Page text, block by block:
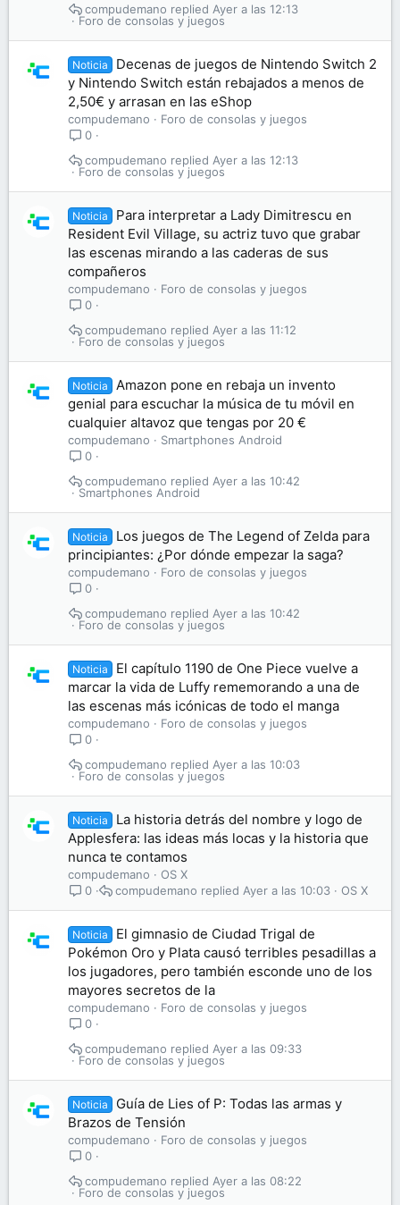
Foro de consolas y juegos
Ayer a las 12:13
compudemano
Noticia
Decenas de juegos de Nintendo Switch 2
y Nintendo Switch están rebajados a menos de
2,50€ y arrasan en las eShop
compudemano
Foro de consolas y juegos
0
Foro de consolas y juegos
Ayer a las 12:13
compudemano
Noticia
Para interpretar a Lady Dimitrescu en
Resident Evil Village, su actriz tuvo que grabar
las escenas mirando a las caderas de sus
compañeros
compudemano
Foro de consolas y juegos
0
Foro de consolas y juegos
Ayer a las 11:12
compudemano
Noticia
Amazon pone en rebaja un invento
genial para escuchar la música de tu móvil en
cualquier altavoz que tengas por 20 €
compudemano
Smartphones Android
0
Smartphones Android
Ayer a las 10:42
compudemano
Noticia
Los juegos de The Legend of Zelda para
principiantes: ¿Por dónde empezar la saga?
compudemano
Foro de consolas y juegos
0
Foro de consolas y juegos
Ayer a las 10:42
compudemano
Noticia
El capítulo 1190 de One Piece vuelve a
marcar la vida de Luffy rememorando a una de
las escenas más icónicas de todo el manga
compudemano
Foro de consolas y juegos
0
Foro de consolas y juegos
Ayer a las 10:03
compudemano
Noticia
La historia detrás del nombre y logo de
Applesfera: las ideas más locas y la historia que
nunca te contamos
compudemano
OS X
0
OS X
Ayer a las 10:03
compudemano
Noticia
El gimnasio de Ciudad Trigal de
Pokémon Oro y Plata causó terribles pesadillas a
los jugadores, pero también esconde uno de los
mayores secretos de la
compudemano
Foro de consolas y juegos
0
Foro de consolas y juegos
Ayer a las 09:33
compudemano
Noticia
Guía de Lies of P: Todas las armas y
Brazos de Tensión
compudemano
Foro de consolas y juegos
0
Foro de consolas y juegos
Ayer a las 08:22
compudemano